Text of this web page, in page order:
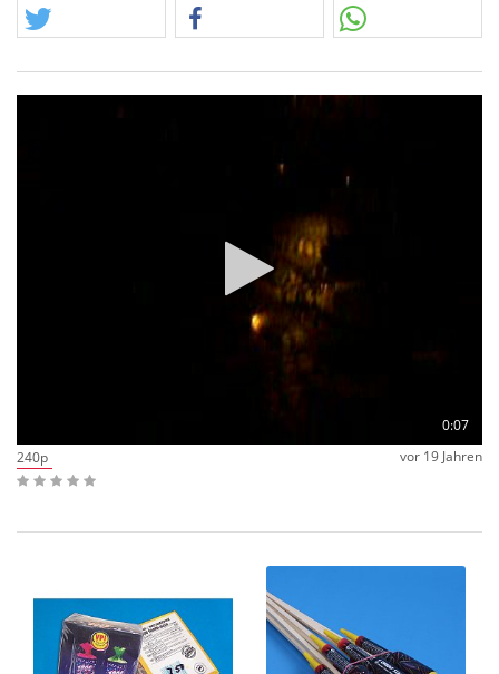
0:07
240p
vor 19 Jahren